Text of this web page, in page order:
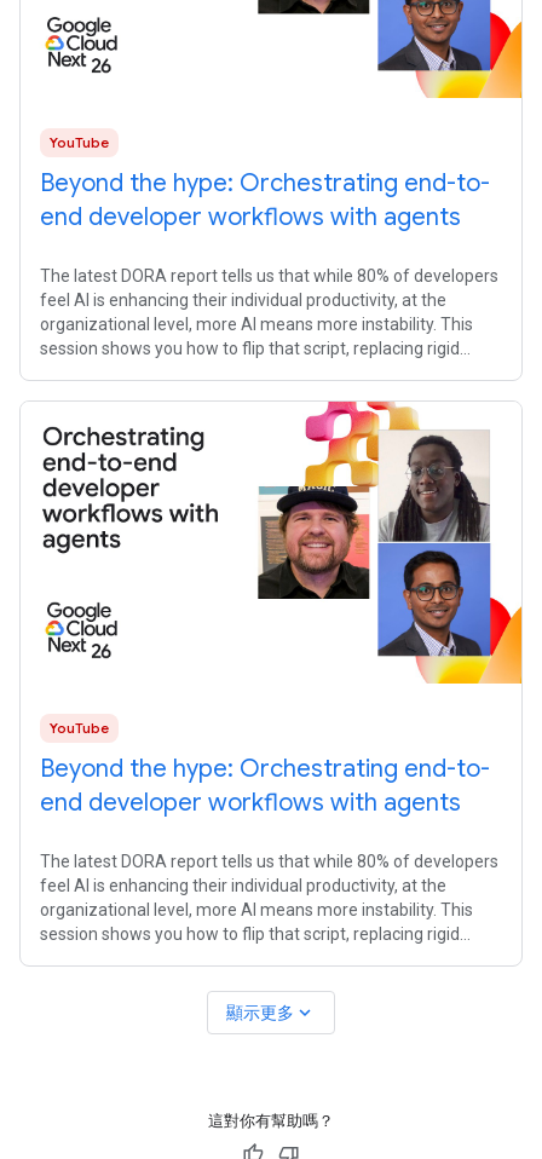
YouTube
Beyond the hype: Orchestrating end-to-
end developer workflows with agents
The latest DORA report tells us that while 80% of developers
feel AI is enhancing their individual productivity, at the
organizational level, more AI means more instability. This
session shows you how to flip that script, replacing rigid
YouTube
Beyond the hype: Orchestrating end-to-
end developer workflows with agents
The latest DORA report tells us that while 80% of developers
feel AI is enhancing their individual productivity, at the
organizational level, more AI means more instability. This
session shows you how to flip that script, replacing rigid
顯示更多 expand_more
這對你有幫助嗎？